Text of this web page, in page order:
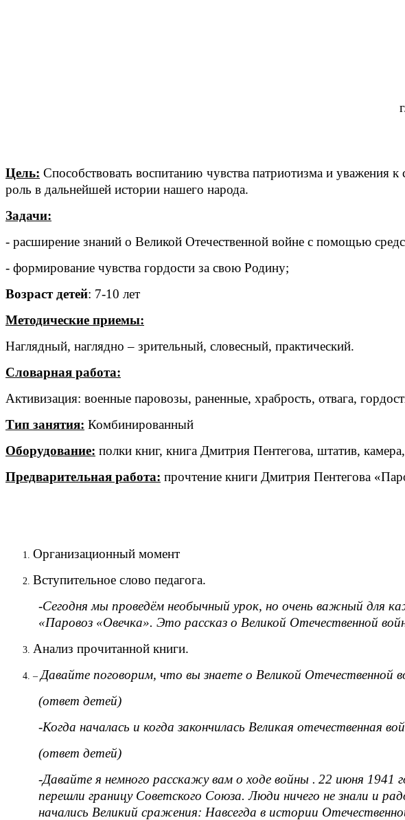
Цель: Способствовать воспитанию чувства патриотизма и
роль в дальнейшей истории нашего народа.
Задачи:
- расширение знаний о Великой Отечественной войне с помощью
- формирование чувства гордости за свою Родину;
Возраст детей: 7-10 лет
Методические приемы:
Наглядный, наглядно – зрительный, словесный, практический.
Словарная работа:
Активизация: военные паровозы, раненные, храбрость, отвага,
Тип занятия: Комбинированный
Оборудование: полки книг, книга Дмитрия Пентегова, штатив,
Предварительная работа: прочтение книги Дмитрия Пентегова
Организационный момент
Вступительное слово педагога.
-Сегодня мы проведём необычный урок, но очень важный для
«Паровоз «Овечка». Это рассказ о Великой Отечественной
Анализ прочитанной книги.
– Давайте поговорим, что вы знаете о Великой Отечественной
(ответ детей)
-Когда началась и когда закончилась Великая отечественная
(ответ детей)
-Давайте я немного расскажу вам о ходе войны . 22 июня 1941
перешли границу Советского Союза.Люди ничего не знали и
начались Великий сражения: Навсегда в истории